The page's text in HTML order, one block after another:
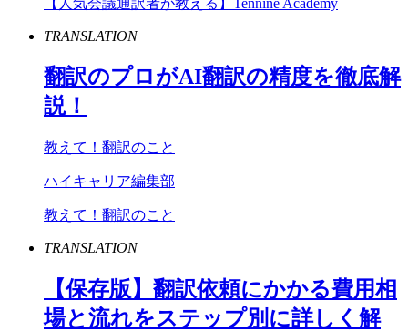
TRANSLATION
翻訳のプロがAI翻訳の精度を徹底解
説！
教えて！翻訳のこと
ハイキャリア編集部
教えて！翻訳のこと
TRANSLATION
【保存版】翻訳依頼にかかる費用相
場と流れをステップ別に詳しく解